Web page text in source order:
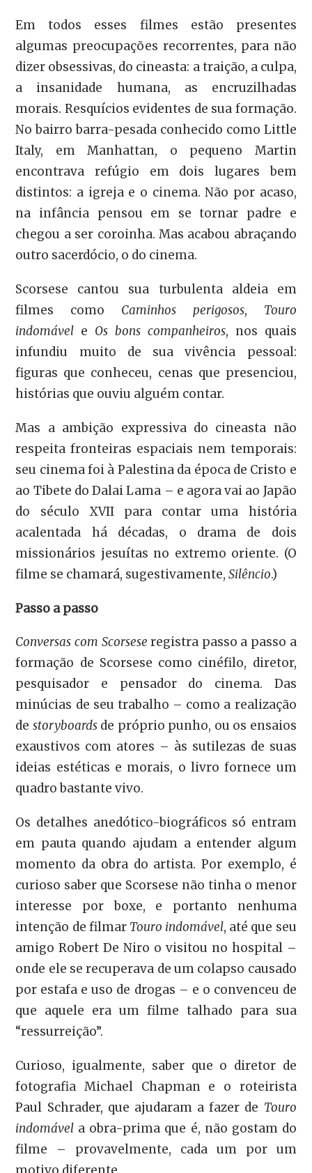
Em todos esses filmes estão presentes
algumas preocupações recorrentes, para não
dizer obsessivas, do cineasta: a traição, a culpa,
a insanidade humana, as encruzilhadas
morais. Resquícios evidentes de sua formação.
No bairro barra-pesada conhecido como Little
Italy, em Manhattan, o pequeno Martin
encontrava refúgio em dois lugares bem
distintos: a igreja e o cinema. Não por acaso,
na infância pensou em se tornar padre e
chegou a ser coroinha. Mas acabou abraçando
outro sacerdócio, o do cinema.
Scorsese cantou sua turbulenta aldeia em
filmes como Caminhos perigosos, Touro
indomável e Os bons companheiros, nos quais
infundiu muito de sua vivência pessoal:
figuras que conheceu, cenas que presenciou,
histórias que ouviu alguém contar.
Mas a ambição expressiva do cineasta não
respeita fronteiras espaciais nem temporais:
seu cinema foi à Palestina da época de Cristo e
ao Tibete do Dalai Lama – e agora vai ao Japão
do século XVII para contar uma história
acalentada há décadas, o drama de dois
missionários jesuítas no extremo oriente. (O
filme se chamará, sugestivamente,Silêncio.)
Passo a passo
Conversas com Scorseseregistra passo a passo a
formação de Scorsese como cinéfilo, diretor,
pesquisador e pensador do cinema. Das
minúcias de seu trabalho – como a realização
de storyboardsde próprio punho, ou os ensaios
exaustivos com atores – às sutilezas de suas
ideias estéticas e morais, o livro fornece um
quadro bastante vivo.
Os detalhes anedótico-biográficos só entram
em pauta quando ajudam a entender algum
momento da obra do artista. Por exemplo, é
curioso saber que Scorsese não tinha o menor
interesse por boxe, e portanto nenhuma
intenção de filmar Touro indomável, até que seu
amigo Robert De Niro o visitou no hospital –
onde ele se recuperava de um colapso causado
por estafa e uso de drogas – e o convenceu de
que aquele era um filme talhado para sua
“ressurreição”.
Curioso, igualmente, saber que o diretor de
fotografia Michael Chapman e o roteirista
Paul Schrader, que ajudaram a fazer de Touro
indomável a obra-prima que é, não gostam do
filme – provavelmente, cada um por um
motivo diferente.